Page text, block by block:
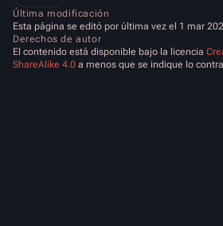
Última modificación
Esta página se editó por última vez el 1 mar
Derechos de autor
El contenido está disponible bajo la licencia
ShareAlike 4.0 a menos que se indique lo